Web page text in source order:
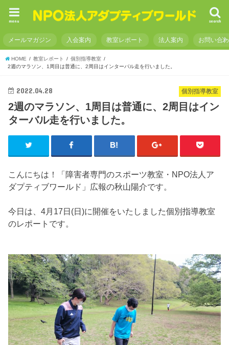
search
menu
メールマガジン 入会案内 教室レポート 法人案内 お問い合
HOME 教室レポート
個別指導教室
2週のマラソン、1周目は普通に、2周目はインターバル走を行いました。
個別指導教室
2022.04.28
2週のマラソン、1周目は普通に、2周目はイン
ターバル走を行いました。
こんにちは！「障害者専門のスポーツ教室・NPO法人ア
ダプティブワールド」広報の秋山陽介です。
今日は、4月17日(日)に開催をいたしました個別指導教室
のレポートです。